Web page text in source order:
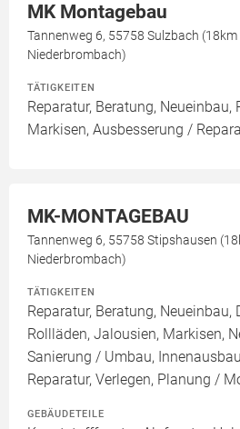
MK Montagebau
Tannenweg 6, 55758 Sulzbach
Niederbrombach)
TÄTIGKEITEN
Reparatur, Beratung,
Markisen, Ausbesserung /
MK-MONTAGEBAU
Tannenweg 6, 55758 Stipshausen
Niederbrombach)
TÄTIGKEITEN
Reparatur, Beratung, Neueinbau,
Rollläden, Jalousien, Markisen,
Sanierung / Umbau,
Reparatur, Verlegen, Planung /
GEBÄUDETEILE